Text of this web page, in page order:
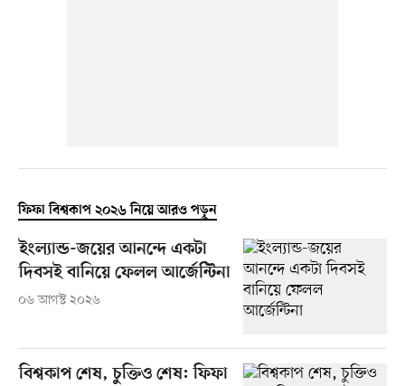
ফিফা বিশ্বকাপ ২০২৬ নিয়ে আরও পড়ুন
ইংল্যান্ড-জয়ের আনন্দে একটা
দিবসই বানিয়ে ফেলল আর্জেন্টিনা
০৬ আগস্ট ২০২৬
বিশ্বকাপ শেষ, চুক্তিও শেষ: ফিফা